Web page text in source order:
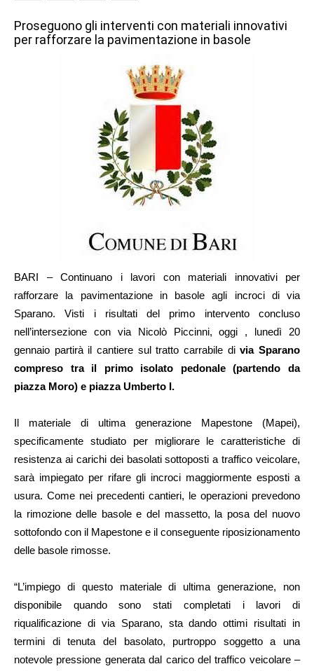
Proseguono gli interventi con materiali innovativi
per rafforzare la pavimentazione in basole
BARI – Continuano i lavori con materiali innovativi per
rafforzare la pavimentazione in basole agli incroci di via
Sparano. Visti i risultati del primo intervento concluso
nell’intersezione con via Nicolò Piccinni, oggi , lunedì 20
gennaio partirà il cantiere sul tratto carrabile divia Sparano
compreso tra il primo isolato pedonale (partendo da
piazza Moro) e piazza Umberto I.
Il materiale di ultima generazione Mapestone (Mapei),
specificamente studiato per migliorare le caratteristiche di
resistenza ai carichi dei basolati sottoposti a traffico veicolare,
sarà impiegato per rifare gli incroci maggiormente esposti a
usura. Come nei precedenti cantieri, le operazioni prevedono
la rimozione delle basole e del massetto, la posa del nuovo
sottofondo con il Mapestone e il conseguente riposizionamento
delle basole rimosse.
“L’impiego di questo materiale di ultima generazione, non
disponibile quando sono stati completati i lavori di
riqualificazione di via Sparano, sta dando ottimi risultati in
termini di tenuta del basolato, purtroppo soggetto a una
notevole pressione generata dal carico del traffico veicolare –